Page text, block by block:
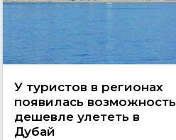
У туристов в регионах
появилась возможность
дешевле улететь в
Дубай